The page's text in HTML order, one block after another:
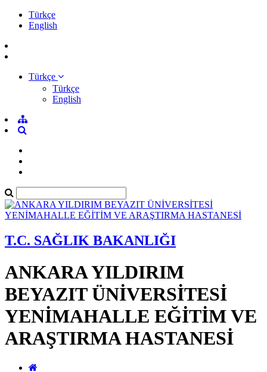
Türkçe
English
Türkçe
Türkçe
English
T.C. SAĞLIK BAKANLIĞI
ANKARA YILDIRIM
BEYAZIT ÜNİVERSİTESİ
YENİMAHALLE EĞİTİM VE
ARAŞTIRMA HASTANESİ